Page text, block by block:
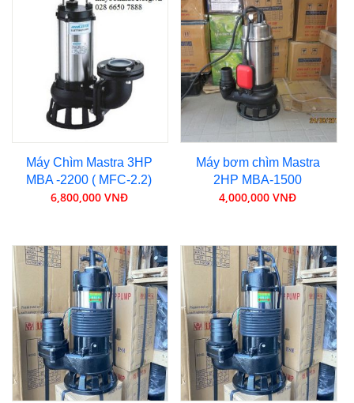
Máy Chìm Mastra 3HP
MBA -2200 ( MFC-2.2)
6,800,000 VNĐ
Máy bơm chìm Mastra
2HP MBA-1500
4,000,000 VNĐ